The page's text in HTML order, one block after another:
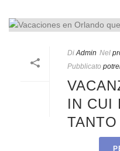
Di Admin Nel
Pubblicato
IN CUI